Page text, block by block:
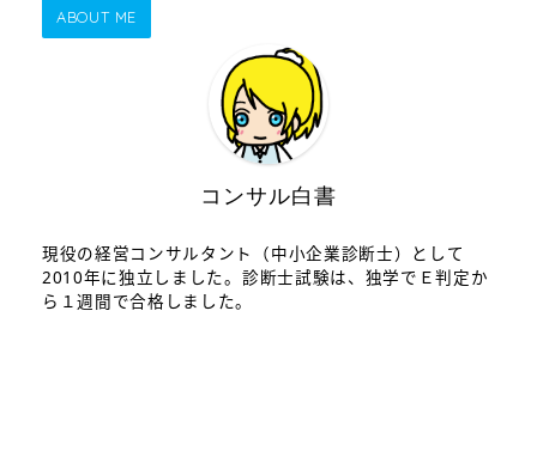
ABOUT ME
コンサル白書
現役の経営コンサルタント（中小企業診断士）として
2010年に独立しました。診断士試験は、独学でＥ判定か
ら１週間で合格しました。